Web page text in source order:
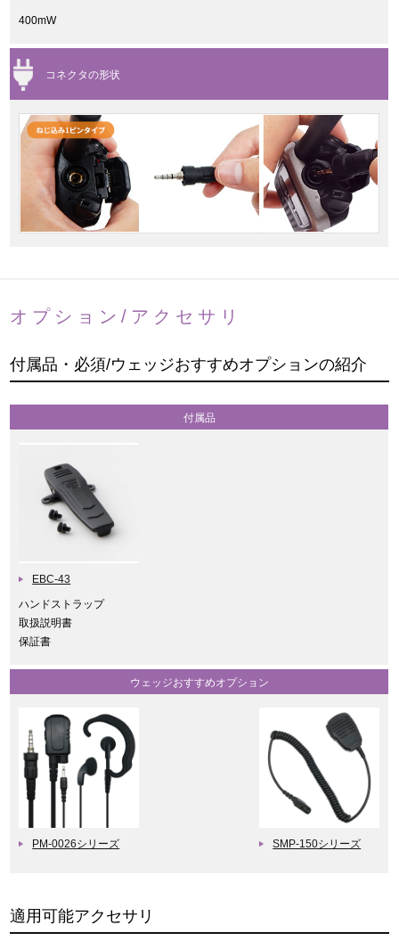
400mW
コネクタの形状
オプション/アクセサリ
付属品・必須/ウェッジおすすめオプションの紹介
付属品
EBC-43
ハンドストラップ
取扱説明書
保証書
ウェッジおすすめオプション
PM-0026シリーズ SMP-150シリーズ
適用可能アクセサリ